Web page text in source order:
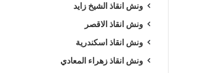
ونش انقاذ الشيخ زايد
ونش انقاذ الاقصر
ونش انقاذ اسكندرية
ونش انقاذ زهراء المعادي